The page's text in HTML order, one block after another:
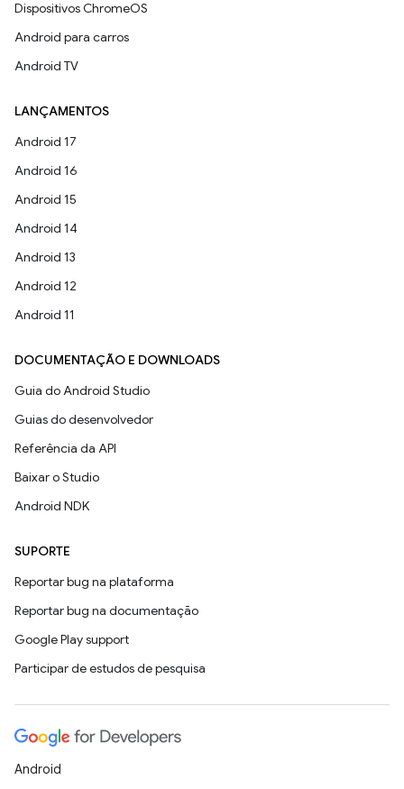
Dispositivos ChromeOS
Android para carros
Android TV
LANÇAMENTOS
Android 17
Android 16
Android 15
Android 14
Android 13
Android 12
Android 11
DOCUMENTAÇÃO E DOWNLOADS
Guia do Android Studio
Guias do desenvolvedor
Referência da API
Baixar o Studio
Android NDK
SUPORTE
Reportar bug na plataforma
Reportar bug na documentação
Google Play support
Participar de estudos de pesquisa
Android